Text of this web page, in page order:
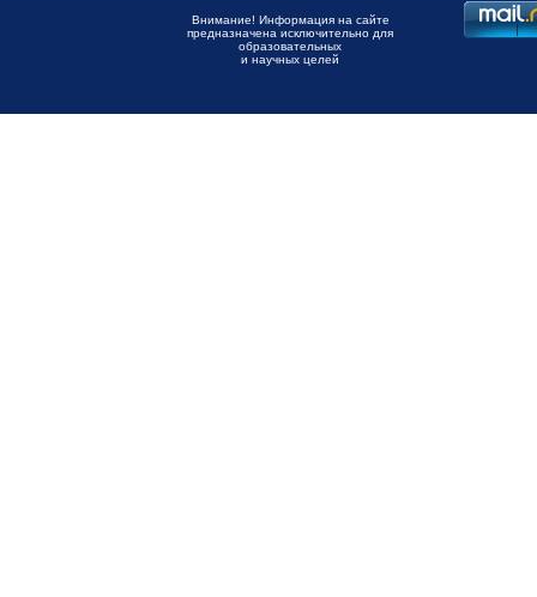
Внимание! Информация на сайте
предназначена исключительно для
образовательных
и научных целей